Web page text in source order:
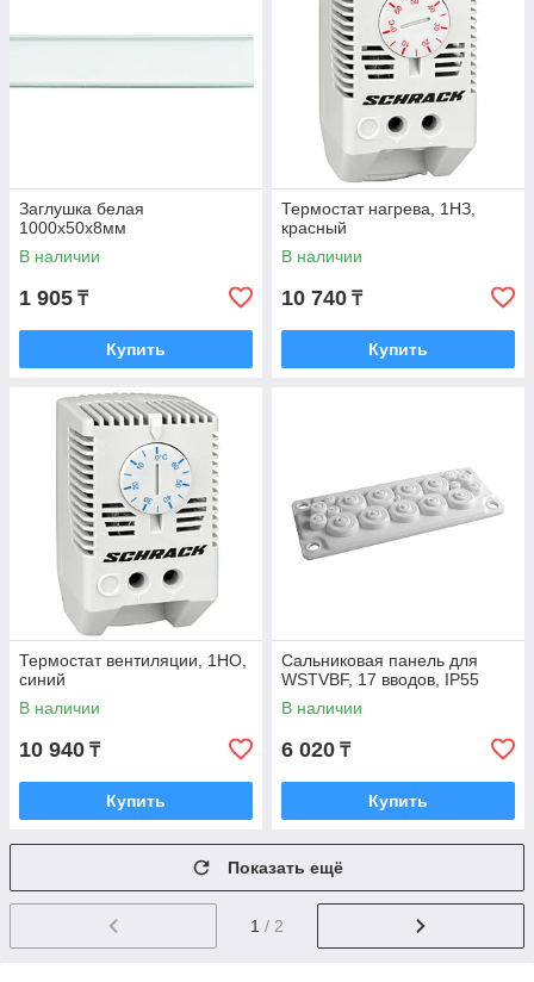
Заглушка белая
1000x50x8мм
В наличии
1 905 ₸
Купить
Термостат нагрева, 1НЗ,
красный
В наличии
10 740 ₸
Купить
Термостат вентиляции, 1НО,
синий
В наличии
10 940 ₸
Купить
Сальниковая панель для
WSTVBF, 17 вводов, IP55
В наличии
6 020 ₸
Купить
Показать ещё
1 / 2